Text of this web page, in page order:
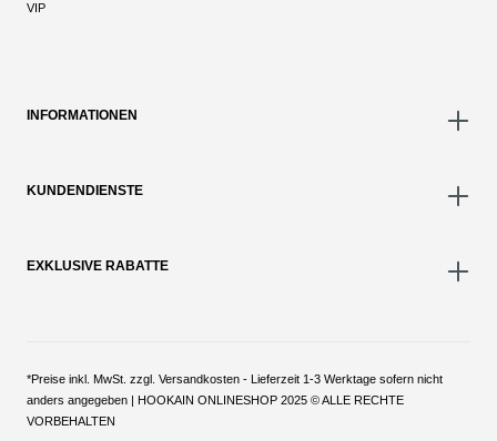
VIP
INFORMATIONEN
KUNDENDIENSTE
EXKLUSIVE RABATTE
*Preise inkl. MwSt. zzgl. Versandkosten - Lieferzeit 1-3 Werktage sofern nicht
anders angegeben | HOOKAIN ONLINESHOP 2025 © ALLE RECHTE
VORBEHALTEN